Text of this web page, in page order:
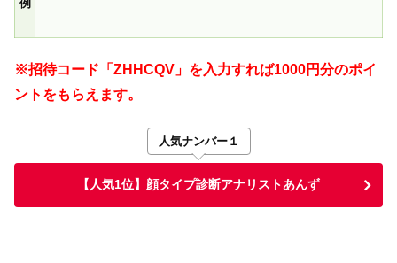
例
※招待コード「ZHHCQV」を入力すれば1000円分のポイ
ントをもらえます。
人気ナンバー１
【人気1位】顔タイプ診断アナリストあんず